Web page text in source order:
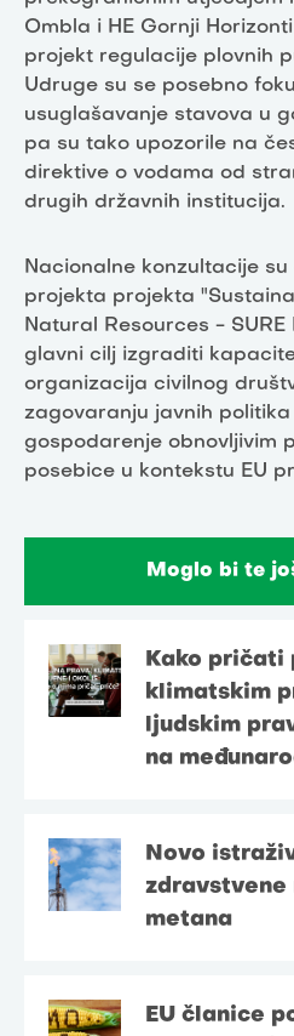
Ombla i HE Gornji
projekt regulacije plovnih
Udruge su se posebno
usuglašavanje stavova u
pa su tako upozorile na
direktive o vodama od
drugih državnih institucija.
Nacionalne konzultacije
projekta projekta
Natural Resources - SURE
glavni cilj izgraditi
organizacija civilnog
zagovaranju javnih
gospodarenje obnovljivim
posebice u kontekstu EU
Moglo bi te
Kako pričati
klimatskim
ljudskim
na
Novo
zdravstvene
metana
EU članice